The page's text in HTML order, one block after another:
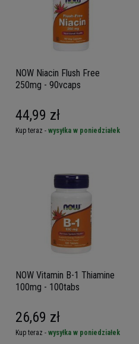
NOW Niacin Flush Free
250mg - 90vcaps
44,99 zł
Kup teraz - wysyłka w poniedziałek
NOW Vitamin B-1 Thiamine
100mg - 100tabs
26,69 zł
Kup teraz - wysyłka w poniedziałek